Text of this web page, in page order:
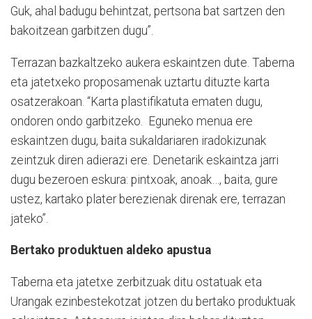
Guk, ahal badugu behintzat, pertsona bat sartzen den
bakoitzean garbitzen dugu”.
Terrazan bazkaltzeko aukera eskaintzen dute. Taberna
eta jatetxeko proposamenak uztartu dituzte karta
osatzerakoan. “Karta plastifikatuta ematen dugu,
ondoren ondo garbitzeko.
Eguneko menua ere
eskaintzen dugu, baita sukaldariaren iradokizunak
zeintzuk diren adierazi ere. Denetarik eskaintza jarri
dugu bezeroen eskura: pintxoak, anoak…, baita, gure
ustez, kartako plater berezienak direnak ere, terrazan
jateko”.
Bertako produktuen aldeko apustua
Taberna eta jatetxe zerbitzuak ditu ostatuak eta
Urangak ezinbestekotzat jotzen du bertako produktuak